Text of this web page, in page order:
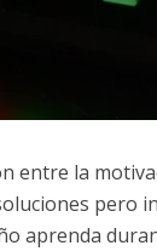
entre la
pero
aprenda